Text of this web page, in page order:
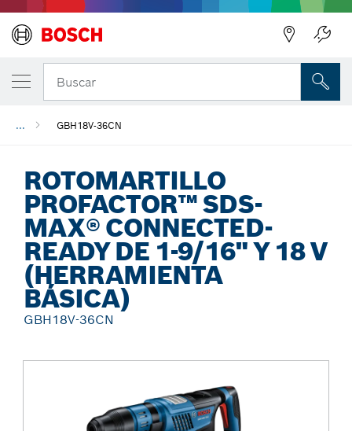
Buscar
... GBH18V-36CN
ROTOMARTILLO
PROFACTOR™ SDS-
MAX® CONNECTED-
READY DE 1-9/16" Y 18 V
(HERRAMIENTA
BÁSICA)
GBH18V-36CN